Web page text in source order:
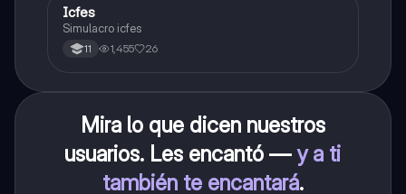
ICFES: Sociales y Ciudadanas
Icfes
Simulacro icfes
11 1,455 26
Mira lo que dicen nuestros
usuarios. Les encantó —y a ti
también te encantará.